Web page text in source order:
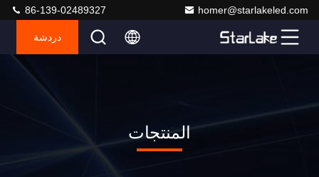
homer@starlakeled.com
86-139-02489327
دردشة
المنتجات